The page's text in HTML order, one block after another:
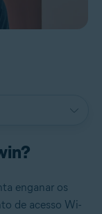
enganar os
de acesso Wi-